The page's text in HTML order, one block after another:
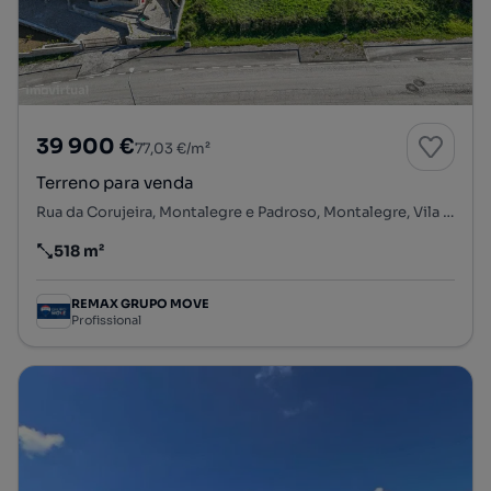
39 900 €77,03 €/m²
Terreno para venda
Rua da Corujeira, Montalegre e Padroso, Montalegre, Vila Real
Preço por metro quadrado
518 m²
REMAX GRUPO MOVE
Profissional